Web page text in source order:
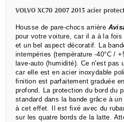
VOLVO XC70 2007 2013 acier
Housse de pare-chocs arrière
pour votre voiture, car il a à la
et un bel aspect décoratif. La
intempéries (température -40°C /
lave-auto (humidité). Ce n'est pas
car elle est en acier inoxydable
finition est parfaitement graduée
profond. La protection du bord du
standard dans la bande grâce à
à cet effet.
Il est fixé avec du
sur les quatre bords de la latte.